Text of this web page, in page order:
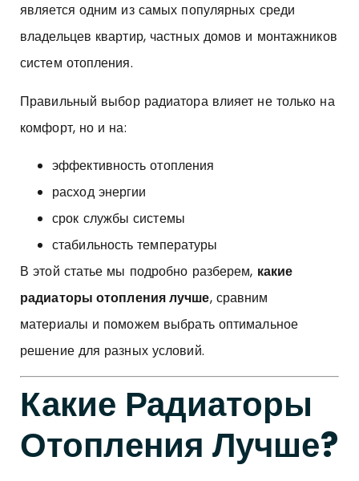
является одним из самых популярных среди
владельцев квартир, частных домов и монтажников
систем отопления.
Правильный выбор радиатора влияет не только на
комфорт, но и на:
эффективность отопления
расход энергии
срок службы системы
стабильность температуры
В этой статье мы подробно разберем, какие
радиаторы отопления лучше, сравним
материалы и поможем выбрать оптимальное
решение для разных условий.
Какие Радиаторы
Отопления Лучше?